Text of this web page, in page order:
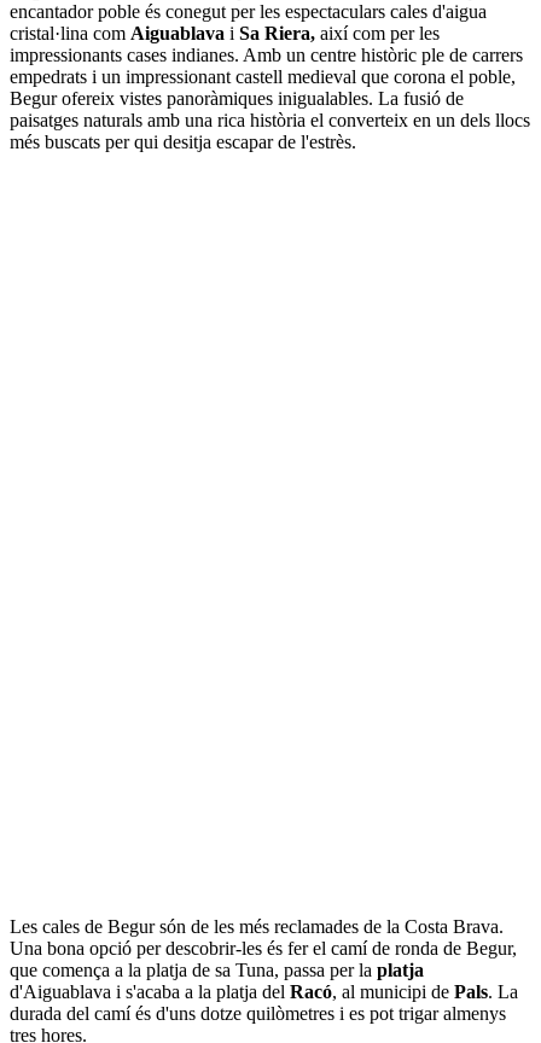
encantador poble és conegut per les espectaculars cales d'aigua
cristal·lina com Aiguablava i Sa Riera, així com per les
impressionants cases indianes. Amb un centre històric ple de carrers
empedrats i un impressionant castell medieval que corona el poble,
Begur ofereix vistes panoràmiques inigualables. La fusió de
paisatges naturals amb una rica història el converteix en un dels llocs
més buscats per qui desitja escapar de l'estrès.
Les cales de Begur són de les més reclamades de la Costa Brava.
Una bona opció per descobrir-les és fer el camí de ronda de Begur,
que comença a la platja de sa Tuna, passa per la platja
d'Aiguablava i s'acaba a la platja del Racó, al municipi de Pals. La
durada del camí és d'uns dotze quilòmetres i es pot trigar almenys
tres hores.